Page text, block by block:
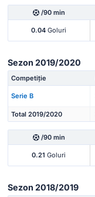
/90 min
0.04 Goluri
Sezon 2019/2020
Competiție
Serie B
Total 2019/2020
/90 min
0.21 Goluri
Sezon 2018/2019